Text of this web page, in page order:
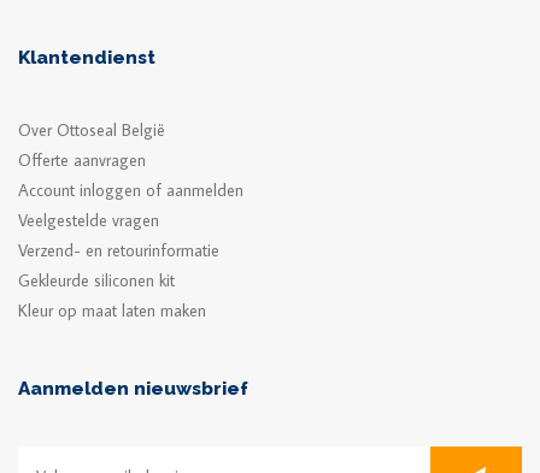
Klantendienst
Over Ottoseal België
Offerte aanvragen
Account inloggen of aanmelden
Veelgestelde vragen
Verzend- en retourinformatie
Gekleurde siliconen kit
Kleur op maat laten maken
Aanmelden nieuwsbrief